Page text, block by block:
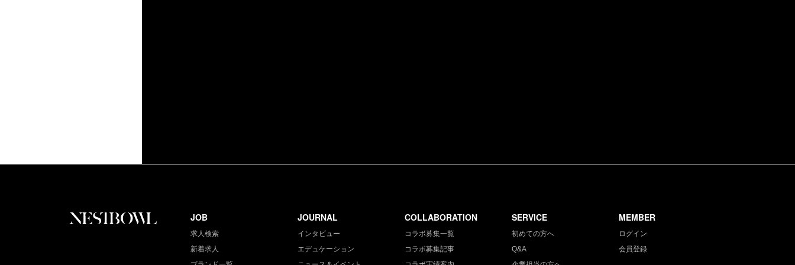
JOB
求人検索
新着求人
JOURNAL
インタビュー
エデュケーション
COLLABORATION
コラボ募集一覧
コラボ募集記事
SERVICE
初めての方へ
Q&A
MEMBER
ログイン
会員登録